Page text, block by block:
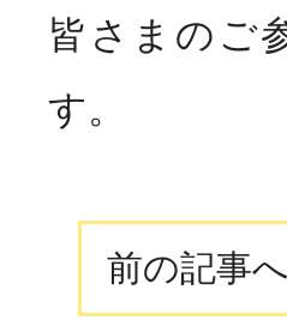
皆さまのご
す。
前の記事へ